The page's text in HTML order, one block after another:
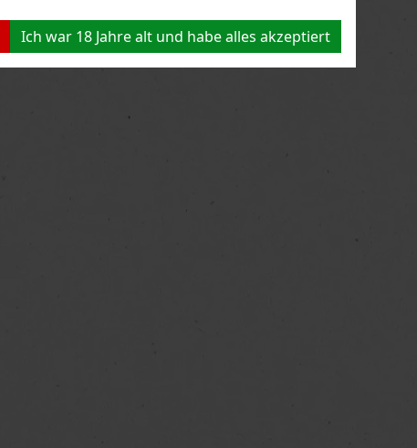
Ich war 18 Jahre alt und habe alles akzeptiert